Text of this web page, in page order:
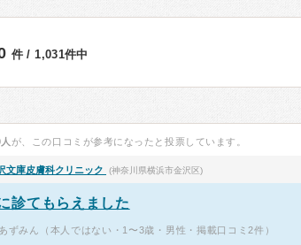
件 / 1,031件中
が、この口コミが参考になったと投票しています。
文庫皮膚科クリニック (神奈川県横浜市金沢区)
診てもらえました
あずみん（本人ではない・1〜3歳・男性・掲載口コミ2件）